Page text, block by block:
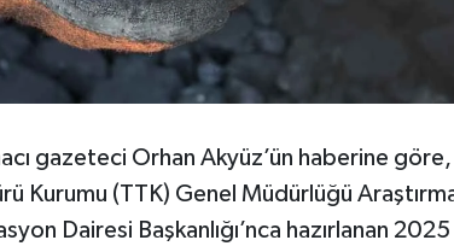
gazeteci Orhan Akyüz’ün haberine
Kurumu (TTK) Genel Müdürlüğü
Dairesi Başkanlığı’nca hazırlanan